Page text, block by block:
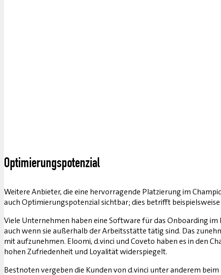
Optimierungspotenzial
Weitere Anbieter, die eine hervorragende Platzierung im
auch Optimierungspotenzial sichtbar; dies betrifft
Viele Unternehmen haben eine Software für das Onboarding
auch wenn sie außerhalb der Arbeitsstätte tätig sind. Das
mit aufzunehmen. Eloomi, d.vinci und Coveto haben es in den
hohen Zufriedenheit und Loyalität widerspiegelt.
Bestnoten vergeben die Kunden von d.vinci unter anderem